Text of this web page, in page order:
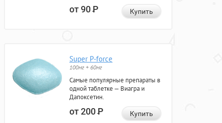
от 90Р Купить
Super P-force
100мг + 60мг
Самые популярные препараты в
одной таблетке — Виагра и
Дапоксетин.
от 200Р Купить